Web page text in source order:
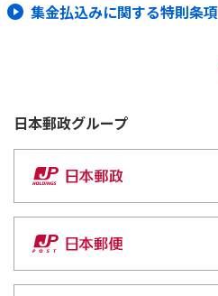
集金払込みに関する特則条項
日本郵政グループ